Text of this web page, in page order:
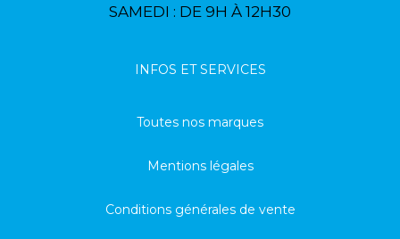
SAMEDI : DE 9H À 12H30
INFOS ET SERVICES
Toutes nos marques
Mentions légales
Conditions générales de vente